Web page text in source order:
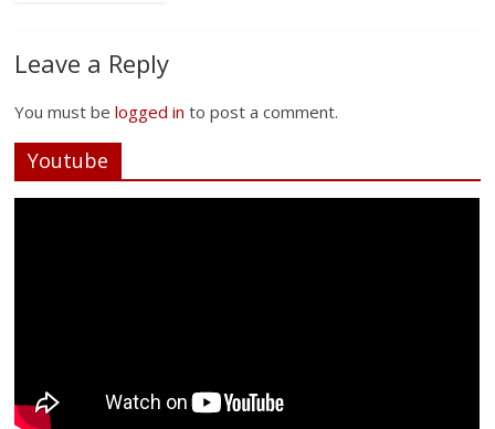
Leave a Reply
You must belogged in to post a comment.
Youtube